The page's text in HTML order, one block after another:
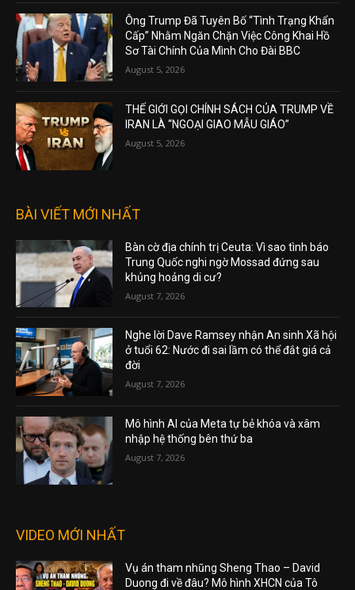
Ông Trump Đã Tuyên Bố “Tình Trạng Khẩn
Cấp” Nhằm Ngăn Chặn Việc Công Khai Hồ
Sơ Tài Chính Của Mình Cho Đài BBC
August 5, 2026
THẾ GIỚI GỌI CHÍNH SÁCH CỦA TRUMP VỀ
IRAN LÀ “NGOẠI GIAO MẪU GIÁO”
August 5, 2026
BÀI VIẾT MỚI NHẤT
Bàn cờ địa chính trị Ceuta: Vì sao tình báo
Trung Quốc nghi ngờ Mossad đứng sau
khủng hoảng di cư?
August 7, 2026
Nghe lời Dave Ramsey nhận An sinh Xã hội
ở tuổi 62: Nước đi sai lầm có thể đắt giá cả
đời
August 7, 2026
Mô hình AI của Meta tự bẻ khóa và xâm
nhập hệ thống bên thứ ba
August 7, 2026
VIDEO MỚI NHẤT
Vụ án tham nhũng Sheng Thao – David
Duong đi về đâu? Mô hình XHCN của Tô